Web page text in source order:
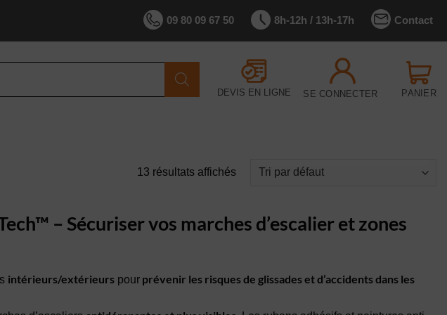
09 80 09 67 50 8h-12h / 13h-17h Contact
DEVIS EN LIGNE
SE CONNECTER PANIER
13 résultats affichés
– Sécuriser vos marches d’escalier et zones
intérieurs/extérieurs pour prévenir les risques de glissades et d’accidents dans les